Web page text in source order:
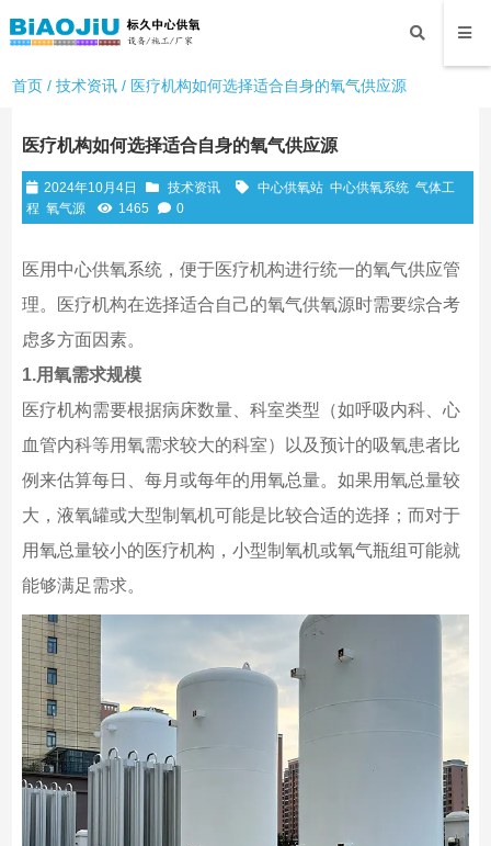
首页 /技术资讯 / 医疗机构如何选择适合自身的氧气供应源
医疗机构如何选择适合自身的氧气供应源
2024年10月4日 技术资讯 中心供氧站 中心供氧系统 气体工
程 氧气源 1465 0
医用中心供氧系统，便于医疗机构进行统一的氧气供应管
理。医疗机构在选择适合自己的氧气供氧源时需要综合考
虑多方面因素。
1.用氧需求规模
医疗机构需要根据病床数量、科室类型（如呼吸内科、心
血管内科等用氧需求较大的科室）以及预计的吸氧患者比
例来估算每日、每月或每年的用氧总量。如果用氧总量较
大，液氧罐或大型制氧机可能是比较合适的选择；而对于
用氧总量较小的医疗机构，小型制氧机或氧气瓶组可能就
能够满足需求。